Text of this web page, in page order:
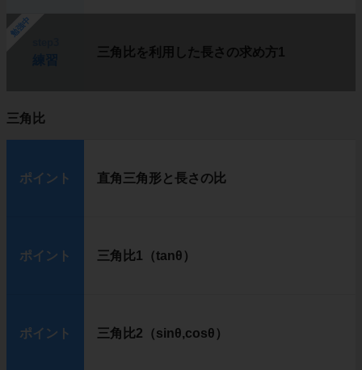
勉強中
三角比を利用した長さの求め方1
三角比
ポイント 直角三角形と長さの比
ポイント 三角比1（tanθ）
ポイント 三角比2（sinθ,cosθ）